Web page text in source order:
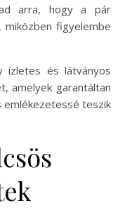
arra, hogy a pár
figyelembe
ízletes és látványos
amelyek garantáltan
emlékezetessé teszik